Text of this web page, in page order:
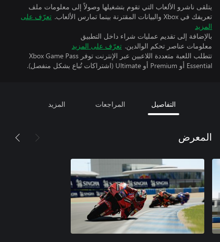
يتلقى ناشرو الألعاب التي تقوم بتشغيلها وصولاً إلى معلومات ملف
تعريفك في Xbox والبيانات المقترنة بينما تمارس الألعاب.
تعرّف على
المزيد
بالإضافة إلى تقديم عمليات شراء داخل التطبيق
معلومات عناصر تحكم الوالدين. تعرّف على المزيد
تتطلب اللعبة متعددة اللاعبين عبر الإنترنت توفر Xbox Game Pass
Essential أو Premium أو Ultimate (اشتراكات تُباع بشكل منفصل).
التفاصيل المراجعات المزيد
المعرض